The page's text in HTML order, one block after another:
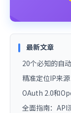
最新文章
20个必知的自
精准定位IP来
OAuth 2.0和
全面指南：API